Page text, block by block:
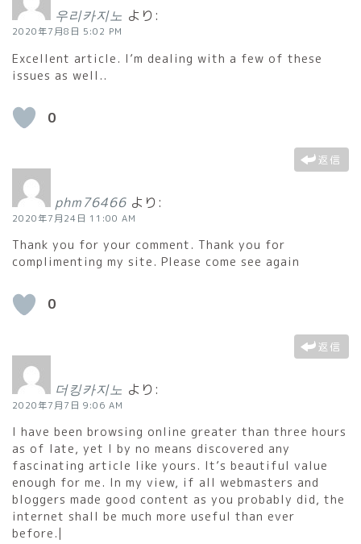
우리카지노 より:
2020年7月8日 5:02 PM
Excellent article. I’m dealing with a few of these
issues as well..
0
返信
phm76466 より:
2020年7月24日 11:00 AM
Thank you for your comment. Thank you for
complimenting my site. Please come see again
0
返信
더킹카지노 より:
2020年7月7日 9:06 AM
I have been browsing online greater than three hours
as of late, yet I by no means discovered any
fascinating article like yours. It’s beautiful value
enough for me. In my view, if all webmasters and
bloggers made good content as you probably did, the
internet shall be much more useful than ever
before.|